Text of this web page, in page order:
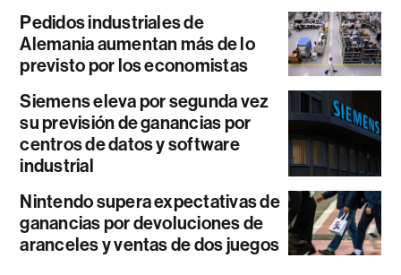
Pedidos industriales de
Alemania aumentan más de lo
previsto por los economistas
Siemens eleva por segunda vez
su previsión de ganancias por
centros de datos y software
industrial
Nintendo supera expectativas de
ganancias por devoluciones de
aranceles y ventas de dos juegos